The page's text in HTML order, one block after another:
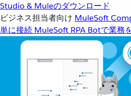
Studio & Muleのダウンロード
ビジネス担当者向け MuleSoft
単に接続 MuleSoft RPA Botで業務